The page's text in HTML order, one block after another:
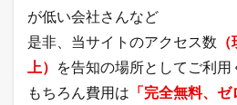
い
ぶ
や
が低い会社さんなど
是非、当サイトのアクセス数
上） を告知の場所としてご利用
もちろん費用は 「完全無料、ゼ